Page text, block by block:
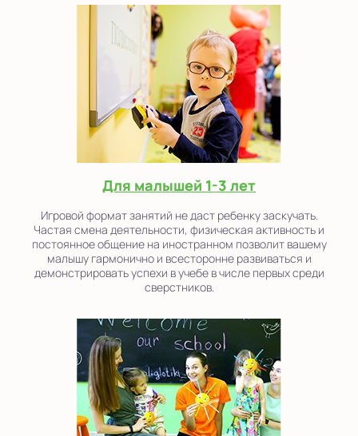
Для малышей 1-3 лет
Игровой формат занятий не даст ребенку заскучать.
Частая смена деятельности, физическая активность и
постоянное общение на иностранном позволит вашему
малышу гармонично и всесторонне развиваться и
демонстрировать успехи в учебе в числе первых среди
сверстников.